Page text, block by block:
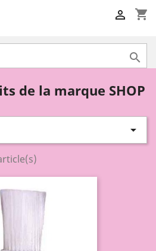
shopping_cart


de la marque SHOP
